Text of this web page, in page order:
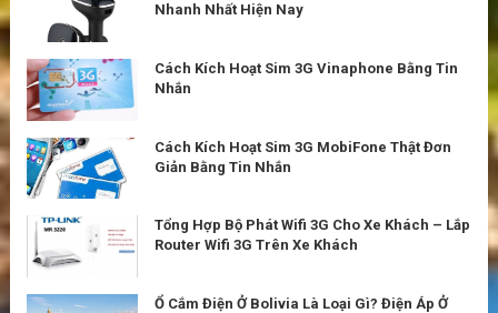
Nhanh Nhất Hiện Nay
Cách Kích Hoạt Sim 3G Vinaphone Bằng Tin
Nhắn
Cách Kích Hoạt Sim 3G MobiFone Thật Đơn
Giản Bằng Tin Nhắn
Tổng Hợp Bộ Phát Wifi 3G Cho Xe Khách – Lắp
Router Wifi 3G Trên Xe Khách
Ổ Cắm Điện Ở Bolivia Là Loại Gì? Điện Áp Ở